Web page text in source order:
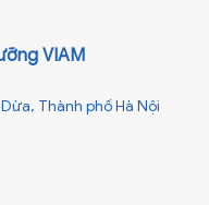
VIAM
Thành phố Hà Nội